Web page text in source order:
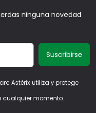
ninguna novedad
Astérix utiliza y protege
cualquier momento.